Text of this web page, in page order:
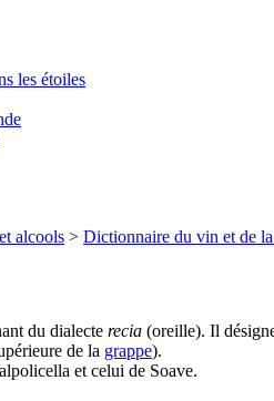
les étoiles
alcools > Dictionnaire du vin et de
du dialecte recia (oreille). Il
de la grappe).
et celui de Soave.